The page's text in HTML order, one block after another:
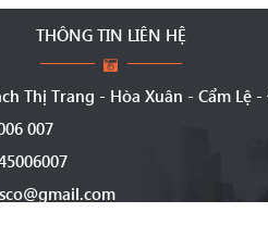
THÔNG TIN LIÊN HỆ
Thị Trang - Hòa Xuân - Cẩm Lệ
007